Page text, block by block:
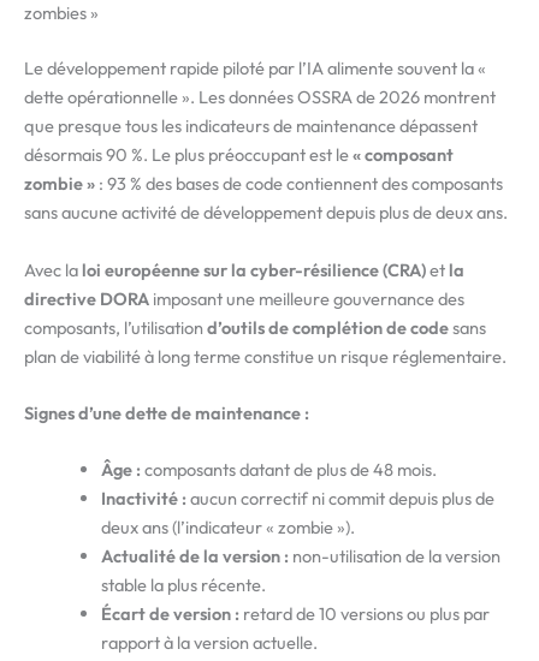
zombies »
Le développement rapide piloté par l’IA alimente souvent la «
dette opérationnelle ». Les données OSSRA de 2026 montrent
que presque tous les indicateurs de maintenance dépassent
désormais 90 %. Le plus préoccupant est le« composant
zombie » : 93 % des bases de code contiennent des composants
sans aucune activité de développement depuis plus de deux ans.
Avec la loi européenne sur la cyber-résilience (CRA)et la
directive DORA imposant une meilleure gouvernance des
composants, l’utilisation d’outils de complétion de codesans
plan de viabilité à long terme constitue un risque réglementaire.
Signes d’une dette de maintenance :
Âge :composants datant de plus de 48 mois.
Inactivité :aucun correctif ni commit depuis plus de
deux ans (l’indicateur « zombie »).
Actualité de la version :non-utilisation de la version
stable la plus récente.
Écart de version :retard de 10 versions ou plus par
rapport à la version actuelle.